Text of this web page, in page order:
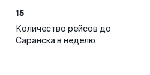
15
Количество рейсов до
Саранска в неделю